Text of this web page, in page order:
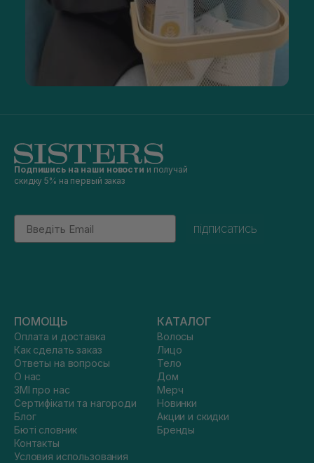
Подпишись на наши новости и получай
скидку 5% на первый заказ
Email
підписатись
ПОМОЩЬ
Оплата и доставка
Как сделать заказ
Ответы на вопросы
О нас
ЗМІ про нас
Сертифікати та нагороди
Блог
Бюті словник
Контакты
Условия использования
КАТАЛОГ
Волосы
Лицо
Тело
Дом
Мерч
Новинки
Акции и скидки
Бренды